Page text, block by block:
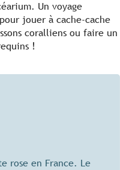
Un voyage
jouer à cache-cache
coralliens ou faire un
!
rose en France. Le